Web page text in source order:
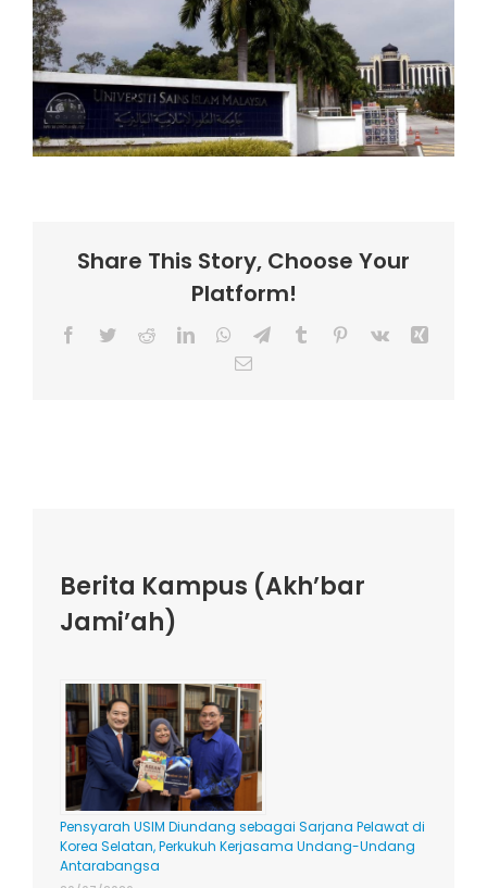
Share This Story, Choose Your
Platform!
Facebook
TwitterRedditLinkedInWhatsApp
TelegramTumblr Pinterest
Vk
Email
Berita Kampus (Akh’bar
Jami’ah)
Pensyarah USIM Diundang sebagai Sarjana Pelawat di
Korea Selatan, Perkukuh Kerjasama Undang-Undang
Antarabangsa